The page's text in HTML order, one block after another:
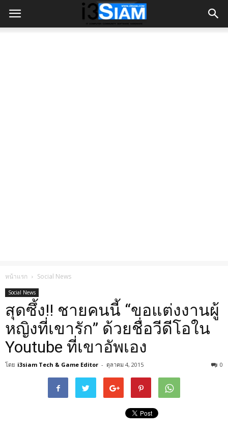
หน้าแรก Social News
Social News
สุดซึ้ง!! ชายคนนี้ “ขอแต่งงานผู้
หญิงที่เขารัก” ด้วยชื่อวีดีโอใน
Youtube ที่เขาอัพเอง
โดย i3siam Tech & Game Editor - ตุลาคม 4, 2015 0